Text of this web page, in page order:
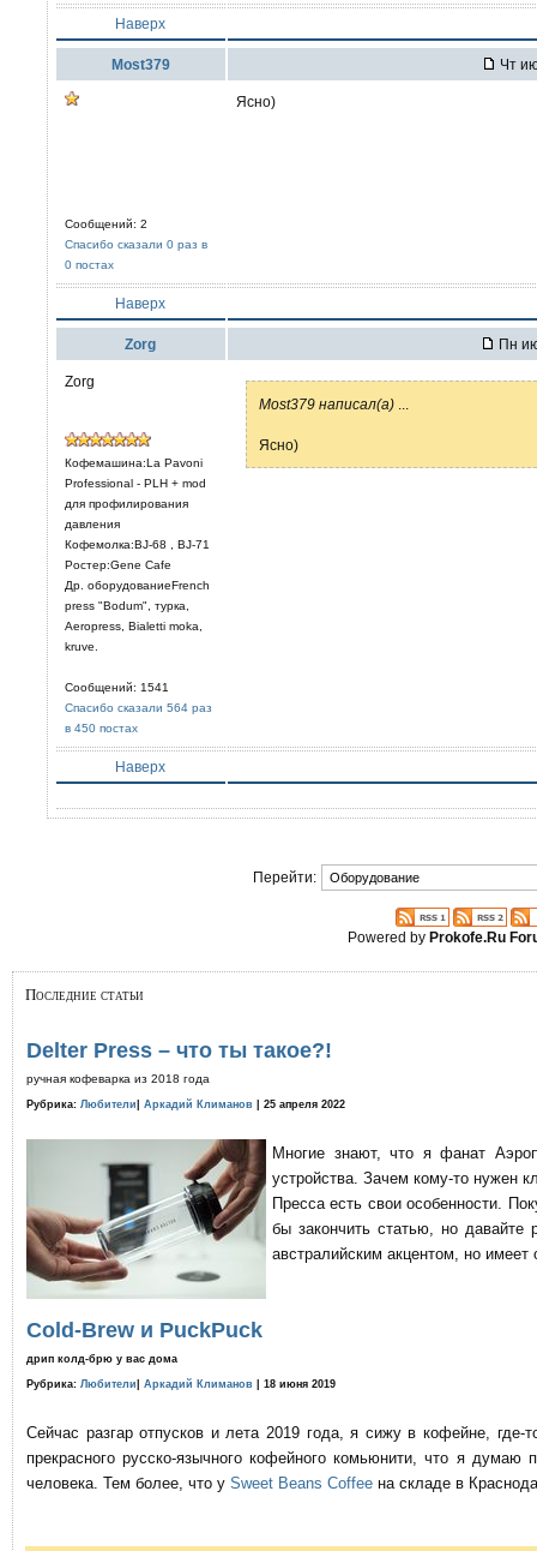
Наверх
Most379 Чт
Сообщений: 2
Спасибо сказали 0 раз в
0 постах
Ясно)
Наверх
Zorg Пн
Zorg
Кофемашина:La Pavoni
Professional - PLH + mod
для профилирования
давления
Кофемолка:BJ-68 , BJ-71
Ростер:Gene Cafe
Др. оборудованиеFrench
press "Bodum", турка,
Aeropress, Bialetti moka,
kruve.
Сообщений: 1541
Спасибо сказали 564 раз
в 450 постах
Most379 написал(а)
Ясно)
Наверх
Перейти:
Powered byProkofe.Ru
Последние статьи
Delter Press – что ты такое?!
ручная кофеварка из 2018 года
Рубрика: Любители Аркадий Климанов | 25 апреля 2022
Многие знают, что я фанат
устройства. Зачем кому-то нужен
Пресса есть свои особенности.
бы закончить статью, но давайте
австралийским акцентом, но имеет
Cold-Brew и PuckPuck
дрип колд-брю у вас дома
Рубрика: Любители Аркадий Климанов | 18 июня 2019
Сейчас разгар отпусков и лета 2019 года, я сижу в кофейне,
прекрасного русско-язычного кофейного комьюнити, что я
человека. Тем более, что у Sweet Beans Coffee на складе в